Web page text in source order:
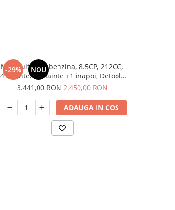
-29% NOU
Motocultor pe benzina, 8.5CP, 212CC,
4T, 2 viteze, inainte +1 inapoi, Detoolz
DZ-M126-S001-G02
3.441,00 RON2.450,00 RON
ADAUGA IN COS